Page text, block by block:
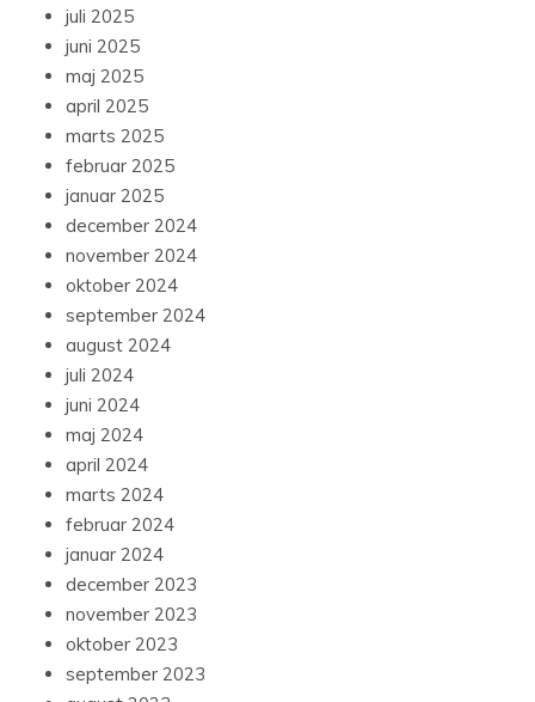
juli 2025
juni 2025
maj 2025
april 2025
marts 2025
februar 2025
januar 2025
december 2024
november 2024
oktober 2024
september 2024
august 2024
juli 2024
juni 2024
maj 2024
april 2024
marts 2024
februar 2024
januar 2024
december 2023
november 2023
oktober 2023
september 2023